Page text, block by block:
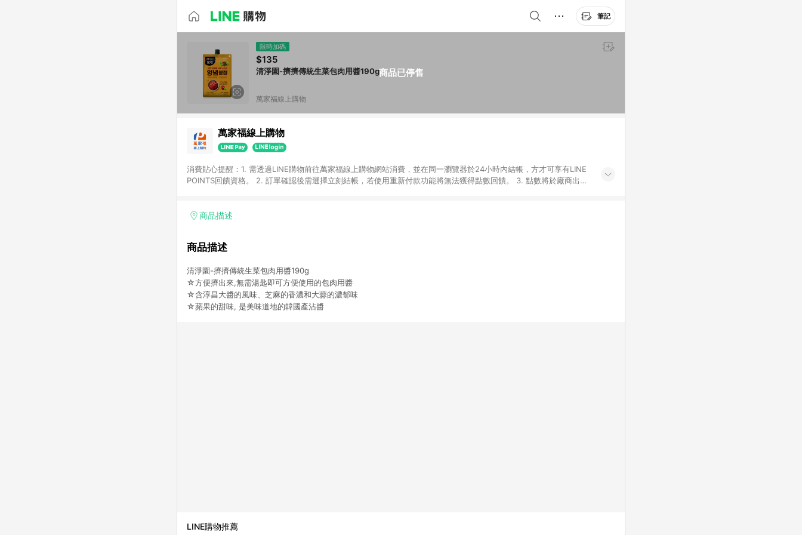
筆記
商品已停售
限時加碼
$135
清淨園-擠擠傳統生菜包肉用醬190g
萬家福線上購物
萬家福線上購物
消費貼心提醒：1. 需透過LINE購物前往萬家福線上購物網站消費，並在同一瀏覽器於24小時內結帳，方才可享有LINE
POINTS回饋資格。 2. 訂單確認後需選擇立刻結帳，若使用重新付款功能將無法獲得點數回饋。 3. 點數將於廠商出貨
留時間內聯絡客服中心，並由康達盛通生活事業股份有限公司方進行訂單資格確認。 康達盛通線上購物希望提供簡
商品描述
商品描述
清淨園-擠擠傳統生菜包肉用醬190g
☆方便擠出來,無需湯匙即可方便使用的包肉用醬
☆含淳昌大醬的風味、芝麻的香濃和大蒜的濃郁味
☆蘋果的甜味, 是美味道地的韓國產沾醬
LINE購物推薦